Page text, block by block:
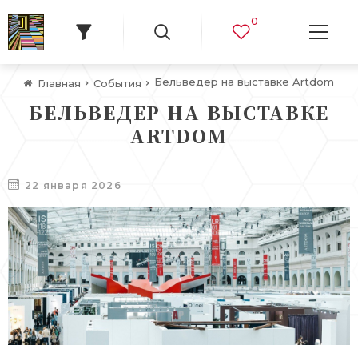
0
Главная События Бельведер на выставке Artdom
БЕЛЬВЕДЕР НА ВЫСТАВКЕ
ARTDOM
22 января 2026